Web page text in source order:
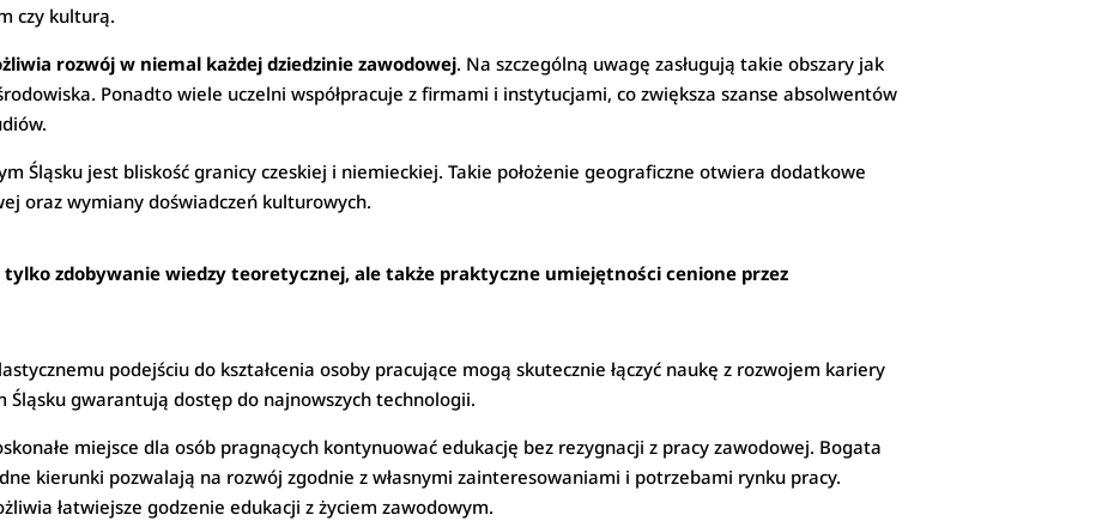
czy kulturą.
rozwój w niemal każdej dziedzinie zawodowej. Na szczególną uwagę zasługują takie obszary jak
Ponadto wiele uczelni współpracuje z firmami i instytucjami, co zwiększa szanse absolwentów
Śląsku jest bliskość granicy czeskiej i niemieckiej. Takie położenie geograficzne otwiera dodatkowe
oraz wymiany doświadczeń kulturowych.
tylko zdobywanie wiedzy teoretycznej, ale także praktyczne umiejętności cenione przez
podejściu do kształcenia osoby pracujące mogą skutecznie łączyć naukę z rozwojem kariery
gwarantują dostęp do najnowszych technologii.
miejsce dla osób pragnących kontynuować edukację bez rezygnacji z pracy zawodowej. Bogata
kierunki pozwalają na rozwój zgodnie z własnymi zainteresowaniami i potrzebami rynku pracy.
łatwiejsze godzenie edukacji z życiem zawodowym.